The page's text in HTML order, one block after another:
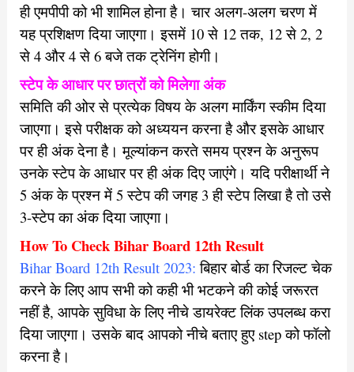
ही एमपीपी को भी शामिल होना है। चार अलग-अलग चरण में
यह प्रशिक्षण दिया जाएगा। इसमें 10 से 12 तक, 12 से 2, 2
से 4 और 4 से 6 बजे तक ट्रेनिंग होगी।
स्टेप के आधार पर छात्रों को मिलेगा अंक
समिति की ओर से प्रत्येक विषय के अलग मार्किंग स्कीम दिया
जाएगा। इसे परीक्षक को अध्ययन करना है और इसके आधार
पर ही अंक देना है। मूल्यांकन करते समय प्रश्न के अनुरूप
उनके स्टेप के आधार पर ही अंक दिए जाएंगे। यदि परीक्षार्थी ने
5 अंक के प्रश्न में 5 स्टेप की जगह 3 ही स्टेप लिखा है तो उसे
3-स्टेप का अंक दिया जाएगा।
How To Check Bihar Board 12th Result
Bihar Board 12th Result 2023: बिहार बोर्ड का रिजल्ट चेक
करने के लिए आप सभी को कही भी भटकने की कोई जरूरत
नहीं है, आपके सुविधा के लिए नीचे डायरेक्ट लिंक उपलब्ध करा
दिया जाएगा। उसके बाद आपको नीचे बताए हुए step को फॉलो
करना है।